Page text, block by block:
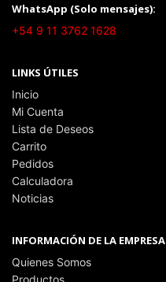
WhatsApp (Solo mensajes):
+54 9 11 3762 1628
LINKS ÚTILES
Inicio
Mi Cuenta
Lista de Deseos
Carrito
Pedidos
Calculadora
Noticias
INFORMACIÓN DE LA EMPRESA
Quienes Somos
Productos